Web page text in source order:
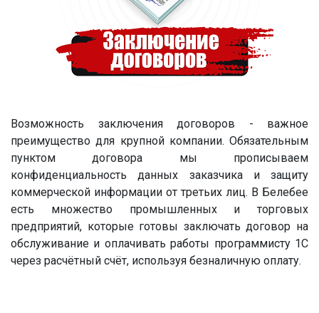
Возможность заключения договоров - важное
преимущество для крупной компании. Обязательным
пунктом договора мы прописываем
конфиденциальность данных заказчика и защиту
коммерческой информации от третьих лиц. В Белебее
есть множество промышленных и торговых
предприятий, которые готовы заключать договор на
обслуживание и оплачивать работы программисту 1С
через расчётный счёт, используя безналичную оплату.